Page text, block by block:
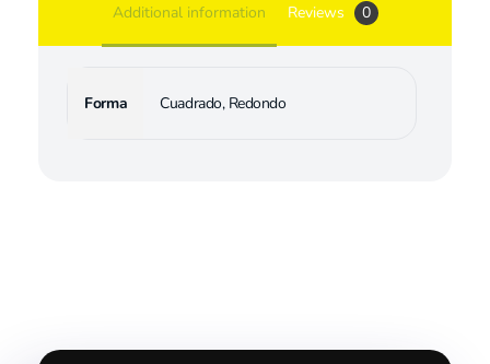
Additional information Reviews 0
Forma Cuadrado, Redondo